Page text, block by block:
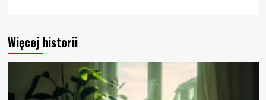
Więcej historii